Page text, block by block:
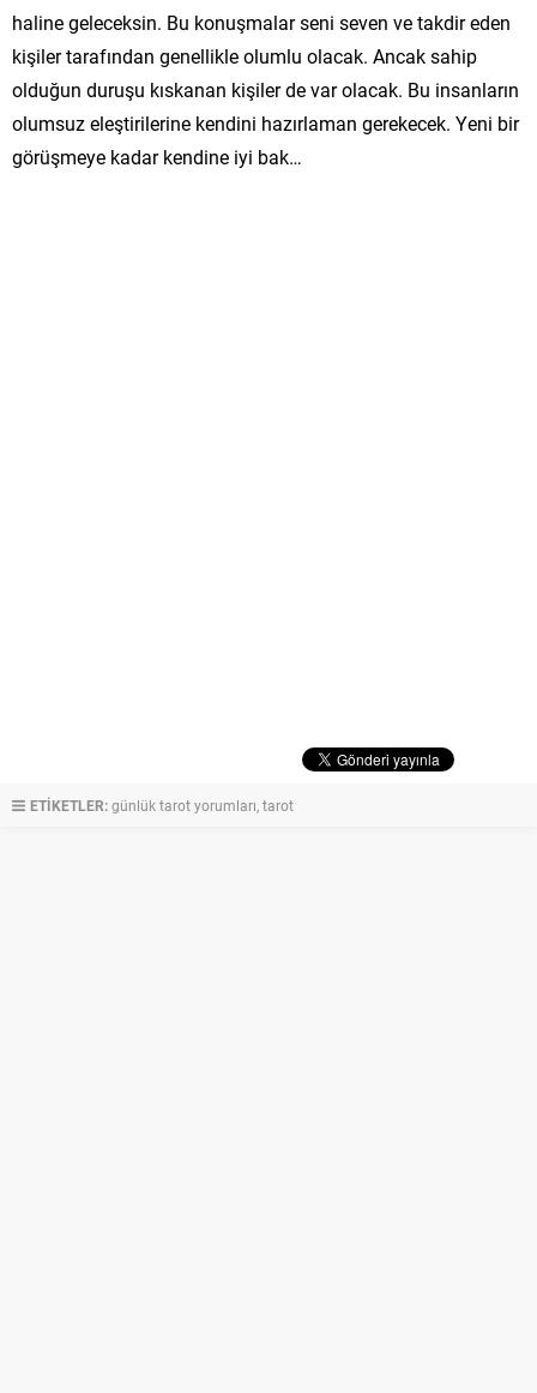
haline geleceksin. Bu konuşmalar seni seven ve takdir eden
kişiler tarafından genellikle olumlu olacak. Ancak sahip
olduğun duruşu kıskanan kişiler de var olacak. Bu insanların
olumsuz eleştirilerine kendini hazırlaman gerekecek. Yeni bir
görüşmeye kadar kendine iyi bak…
ETİKETLER:günlük tarot yorumları,tarot